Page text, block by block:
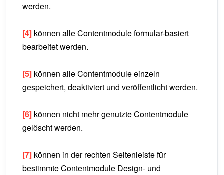
werden.
[4] können alle Contentmodule formular-basiert
bearbeitet werden.
[5] können alle Contentmodule einzeln
gespeichert, deaktiviert und veröffentlicht werden.
[6] können nicht mehr genutzte Contentmodule
gelöscht werden.
[7] können in der rechten Seitenleiste für
bestimmte Contentmodule Design- und